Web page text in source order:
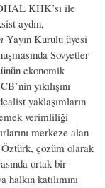
KHK’sı ile
aydın,
Yayın Kurulu üyesi
Sovyetler
ekonomik
yıkılışını
yaklaşımların
verimliliği
merkeze alan
çözüm olarak
ortak bir
katılımını